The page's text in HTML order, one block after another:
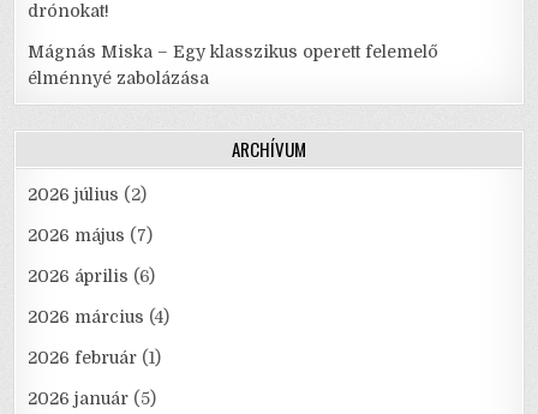
drónokat!
Mágnás Miska – Egy klasszikus operett felemelő
élménnyé zabolázása
ARCHÍVUM
2026 július (2)
2026 május (7)
2026 április (6)
2026 március (4)
2026 február (1)
2026 január (5)